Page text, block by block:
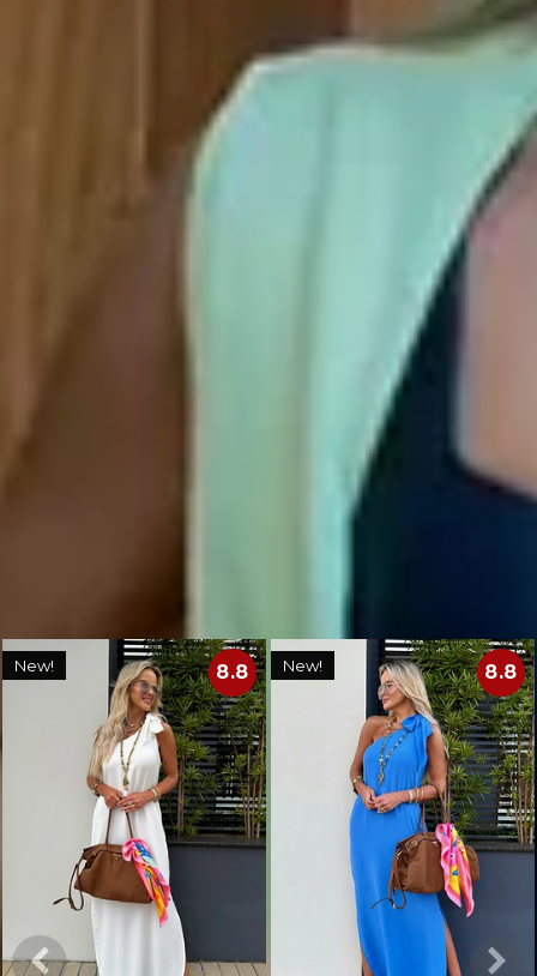
Você tem 7 dias corridos a partir da entrega realizada pela
transportadora/correios para realizar a solicitação formal de
❖ Pagamento facilitado: 5%OFF à vista no Pix.
Pix Parcelado em até 4x sem juros em compras acima de
New! 8.8 New! 8.8